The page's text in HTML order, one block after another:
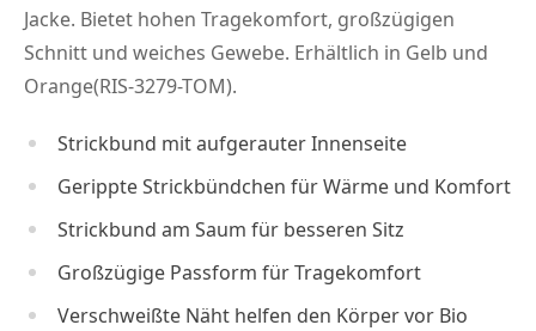
Jacke. Bietet hohen Tragekomfort, großzügigen
Schnitt und weiches Gewebe. Erhältlich in Gelb und
Orange(RIS-3279-TOM).
Strickbund mit aufgerauter Innenseite
Gerippte Strickbündchen für Wärme und Komfort
Strickbund am Saum für besseren Sitz
Großzügige Passform für Tragekomfort
Verschweißte Näht helfen den Körper vor Bio